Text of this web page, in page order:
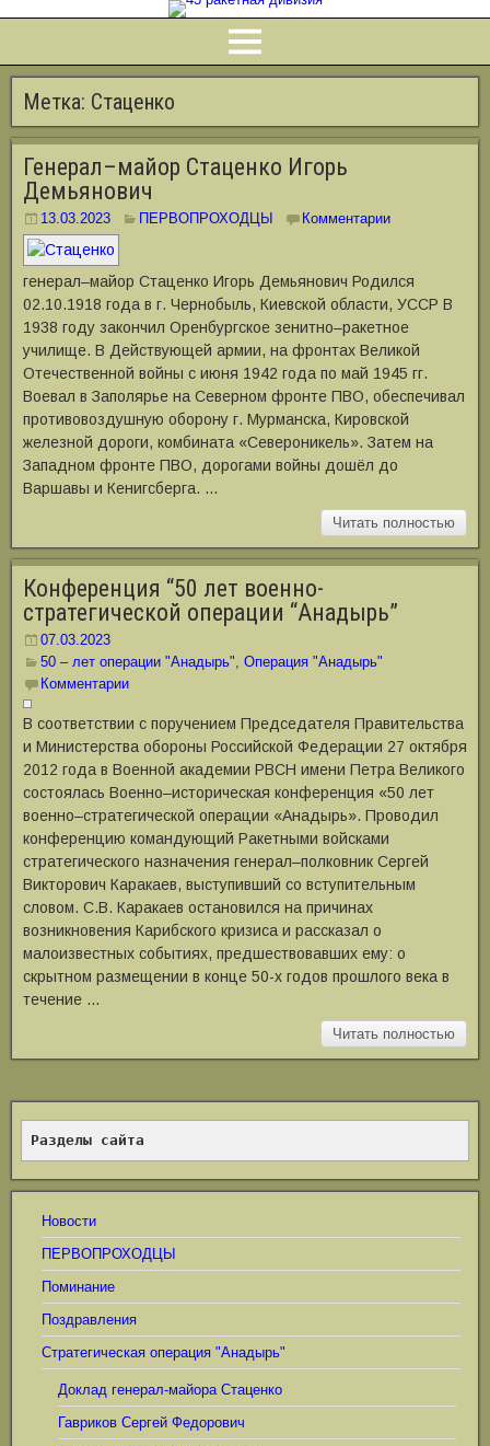
Метка: Стаценко
Генерал–майор Стаценко Игорь
Демьянович
13.03.2023 ПЕРВОПРОХОДЦЫ Комментарии
генерал–майор Стаценко Игорь Демьянович Родился
02.10.1918 года в г. Чернобыль, Киевской области, УССР В
1938 году закончил Оренбургское зенитно–ракетное
училище. В Действующей армии, на фронтах Великой
Отечественной войны с июня 1942 года по май 1945 гг.
Воевал в Заполярье на Северном фронте ПВО, обеспечивал
противовоздушную оборону г. Мурманска, Кировской
железной дороги, комбината «Североникель». Затем на
Западном фронте ПВО, дорогами войны дошёл до
Варшавы и Кенигсберга. …
Читать полностью
Конференция “50 лет военно-
стратегической операции “Анадырь”
07.03.2023
50 – лет операции "Анадырь", Операция "Анадырь"
Комментарии
В соответствии с поручением Председателя Правительства
и Министерства обороны Российской Федерации 27 октября
2012 года в Военной академии РВСН имени Петра Великого
состоялась Военно–историческая конференция «50 лет
военно–стратегической операции «Анадырь». Проводил
конференцию командующий Ракетными войсками
стратегического назначения генерал–полковник Сергей
Викторович Каракаев, выступивший со вступительным
словом. С.В. Каракаев остановился на причинах
возникновения Карибского кризиса и рассказал о
малоизвестных событиях, предшествовавших ему: о
скрытном размещении в конце 50-х годов прошлого века в
течение …
Читать полностью
Разделы сайта
Новости
ПЕРВОПРОХОДЦЫ
Поминание
Поздравления
Стратегическая операция "Анадырь"
Доклад генерал-майора Стаценко
Гавриков Сергей Федорович